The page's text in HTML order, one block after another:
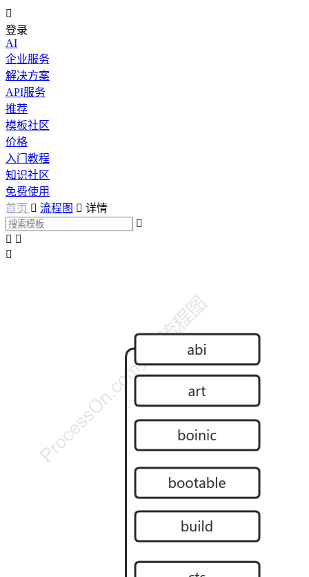

登录
AI
企业服务
解决方案
API服务
推荐
模板社区
价格
入门教程
知识社区
免费使用
首页  流程图  详情

 
